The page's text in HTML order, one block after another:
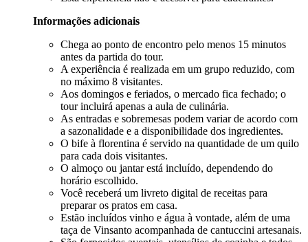
Informações adicionais
Chega ao ponto de encontro pelo menos 15 minutos
antes da partida do tour.
A experiência é realizada em um grupo reduzido, com
no máximo 8 visitantes.
Aos domingos e feriados, o mercado fica fechado; o
tour incluirá apenas a aula de culinária.
As entradas e sobremesas podem variar de acordo com
a sazonalidade e a disponibilidade dos ingredientes.
O bife à florentina é servido na quantidade de um quilo
para cada dois visitantes.
O almoço ou jantar está incluído, dependendo do
horário escolhido.
Você receberá um livreto digital de receitas para
preparar os pratos em casa.
Estão incluídos vinho e água à vontade, além de uma
taça de Vinsanto acompanhada de cantuccini artesanais.